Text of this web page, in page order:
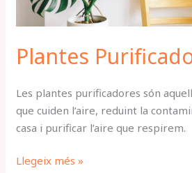
Plantes
Les plantes purificadores són
que cuiden l’aire, reduint la
casa i purificar l’aire que respirem.
Llegeix més »